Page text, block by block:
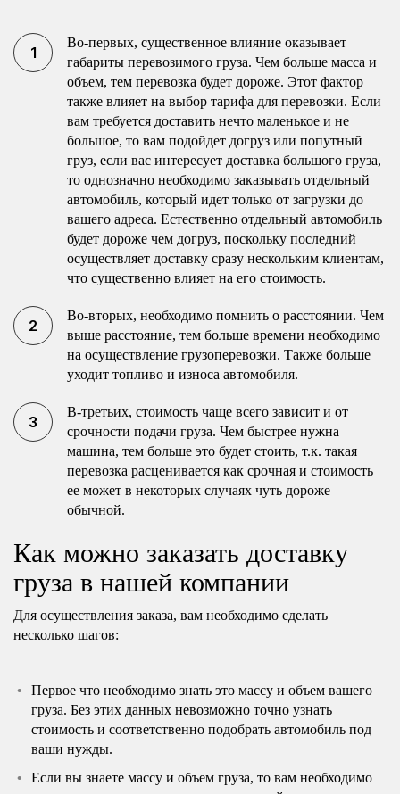
Во-первых, существенное влияние оказывает
габариты перевозимого груза. Чем больше масса и
объем, тем перевозка будет дороже. Этот фактор
также влияет на выбор тарифа для перевозки. Если
вам требуется доставить нечто маленькое и не
большое, то вам подойдет догруз или попутный
груз, если вас интересует доставка большого груза,
то однозначно необходимо заказывать отдельный
автомобиль, который идет только от загрузки до
вашего адреса. Естественно отдельный автомобиль
будет дороже чем догруз, поскольку последний
осуществляет доставку сразу нескольким клиентам,
что существенно влияет на его стоимость.
Во-вторых, необходимо помнить о расстоянии. Чем
выше расстояние, тем больше времени необходимо
на осуществление грузоперевозки. Также больше
уходит топливо и износа автомобиля.
В-третьих, стоимость чаще всего зависит и от
срочности подачи груза. Чем быстрее нужна
машина, тем больше это будет стоить, т.к. такая
перевозка расценивается как срочная и стоимость
ее может в некоторых случаях чуть дороже
обычной.
Как можно заказать доставку
груза в нашей компании
Для осуществления заказа, вам необходимо сделать
несколько шагов:
Первое что необходимо знать это массу и объем вашего
груза. Без этих данных невозможно точно узнать
стоимость и соответственно подобрать автомобиль под
ваши нужды.
Если вы знаете массу и объем груза, то вам необходимо